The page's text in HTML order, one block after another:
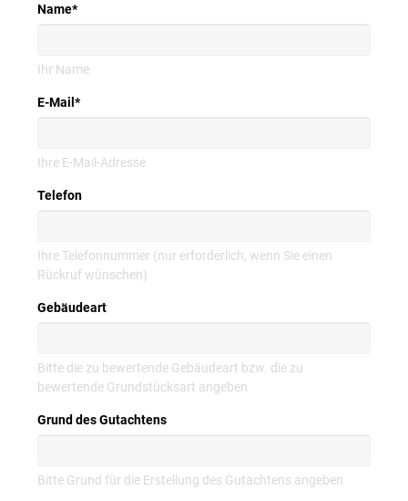
Name*
Ihr Name
E-Mail *
Ihre E-Mail-Adresse
Telefon
Ihre Telefonnummer (nur erforderlich, wenn Sie einen
Rückruf wünschen)
Gebäudeart
Bitte die zu bewertende Gebäudeart bzw. die zu
bewertende Grundstücksart angeben
Grund des Gutachtens
Bitte Grund für die Erstellung des Gutachtens angeben